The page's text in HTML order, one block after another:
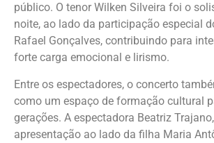
público. O tenor Wilken Silveira foi o
noite, ao lado da participação especial
Rafael Gonçalves, contribuindo para
forte carga emocional e lirismo.
Entre os espectadores, o concerto
como um espaço de formação cultural
gerações. A espectadora Beatriz
apresentação ao lado da filha Maria